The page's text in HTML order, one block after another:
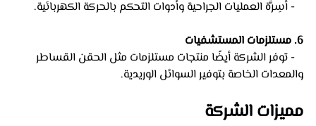
6. مستلزمات المستشفيات
   - توفر الشركة أيضًا منتجات مستلزمات مثل الحقن القساطر
والمعدات الخاصة بتوفير السوائل الوريدية.
مميزات الشركة